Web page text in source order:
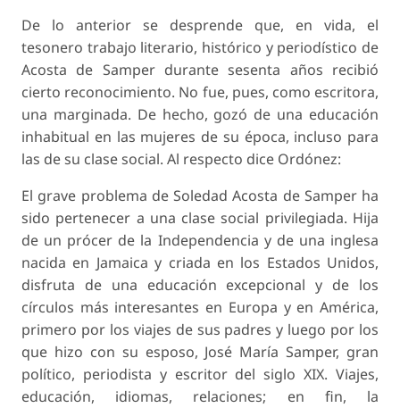
De lo anterior se desprende que, en vida, el
tesonero trabajo literario, histórico y periodístico de
Acosta de Samper durante sesenta años recibió
cierto reconocimiento. No fue, pues, como escritora,
una marginada. De hecho, gozó de una educación
inhabitual en las mujeres de su época, incluso para
las de su clase social. Al respecto dice Ordónez:
El grave problema de Soledad Acosta de Samper ha
sido pertenecer a una clase social privilegiada. Hija
de un prócer de la Independencia y de una inglesa
nacida en Jamaica y criada en los Estados Unidos,
disfruta de una educación excepcional y de los
círculos más interesantes en Europa y en América,
primero por los viajes de sus padres y luego por los
que hizo con su esposo, José María Samper, gran
político, periodista y escritor del siglo XIX. Viajes,
educación, idiomas, relaciones; en fin, la